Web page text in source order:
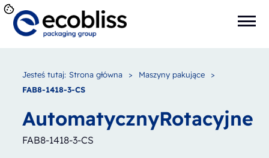
Jesteś tutaj: Strona główna > Maszyny pakujące
>
FAB8-1418-3-CS
AutomatycznyRotacyjne
FAB8-1418-3-CS